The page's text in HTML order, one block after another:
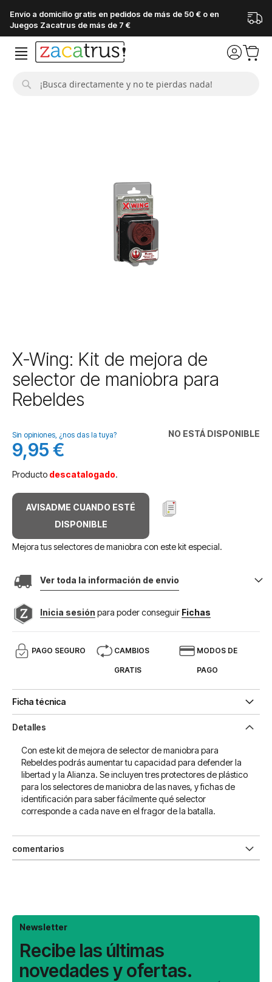
Envío a domicilio gratis en pedidos de más de 50 € o en
Juegos Zacatrus de más de 7 €
Saltar
al
comienzo
la
imágenes
X-Wing: Kit de mejora de
selector de maniobra para
Rebeldes
NO ESTÁ DISPONIBLE
Sin opiniones, ¿nos das la tuya?
9,95 €
Producto descatalogado.
AVISADME CUANDO ESTÉ
DISPONIBLE
Mejora tus selectores de maniobra con este kit especial.
Ver toda la información de envio
Inicia sesión para poder conseguir Fichas
PAGO SEGURO CAMBIOS
GRATIS
MODOS DE
PAGO
Ficha técnica
Detalles
Con este kit de mejora de selector de maniobra para
Rebeldes podrás aumentar tu capacidad para defender la
libertad y la Alianza. Se incluyen tres protectores de plástico
para los selectores de maniobra de las naves, y fichas de
identificación para saber fácilmente qué selector
corresponde a cada nave en el fragor de la batalla.
comentarios
Newsletter
Recibe las últimas
novedades y ofertas.